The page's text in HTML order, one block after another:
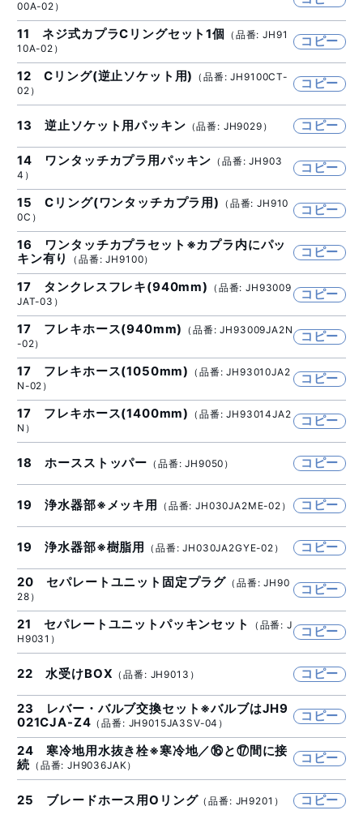
00A-02）
11 ネジ式カプラCリングセット1個 （品番: JH91
10A-02）
コピー
12 Cリング(逆止ソケット用) （品番: JH9100CT-
02）
コピー
13 逆止ソケット用パッキン （品番: JH9029） コピー
14 ワンタッチカプラ用パッキン （品番: JH903
4）
コピー
15 Cリング(ワンタッチカプラ用) （品番: JH910
0C）
コピー
16 ワンタッチカプラセット※カプラ内にパッ
キン有り
（品番: JH9100） コピー
17 タンクレスフレキ(940mm) （品番: JH93009
JAT-03）
コピー
17 フレキホース(940mm) （品番: JH93009JA2N
-02）
コピー
17 フレキホース(1050mm) （品番: JH93010JA2
N-02）
コピー
17 フレキホース(1400mm) （品番: JH93014JA2
N）
コピー
18 ホースストッパー （品番: JH9050） コピー
19 浄水器部※メッキ用 （品番: JH030JA2ME-02） コピー
19 浄水器部※樹脂用 （品番: JH030JA2GYE-02） コピー
20 セパレートユニット固定プラグ （品番: JH90
28）
コピー
21 セパレートユニットパッキンセット
（品番: J
H9031）
コピー
22 水受けBOX （品番: JH9013） コピー
23 レバー・バルブ交換セット※バルブはJH9
021CJA-Z4 （品番: JH9015JA3SV-04） コピー
24 寒冷地用水抜き栓※寒冷地／⑯と⑰間に接
続 （品番: JH9036JAK） コピー
25 ブレードホース用Oリング（品番: JH9201） コピー